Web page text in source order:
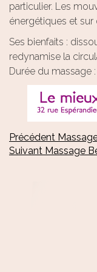
particulier. Les
énergétiques et
Ses bienfaits :
redynamise la
Durée du massage :
Navigation
l’article
Précédent Article
Suivant Article
Massage